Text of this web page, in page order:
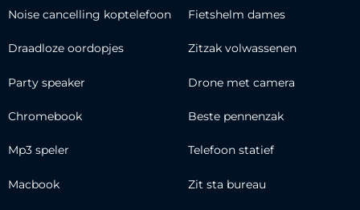
Noise cancelling koptelefoon
Draadloze oordopjes
Party speaker
Chromebook
Mp3 speler
Macbook
Fietshelm dames
Zitzak volwassenen
Drone met camera
Beste pennenzak
Telefoon statief
Zit sta bureau